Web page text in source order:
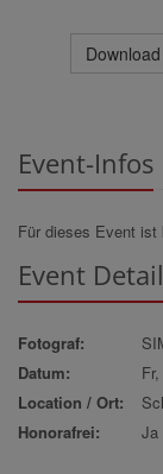
Download
Event-Infos
Für dieses Event ist
Event
Fotograf:
Datum:
Location / Ort:
Honorafrei:
Ja